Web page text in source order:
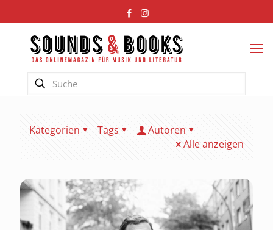
Kategorien Tags
Autoren
Alle anzeigen